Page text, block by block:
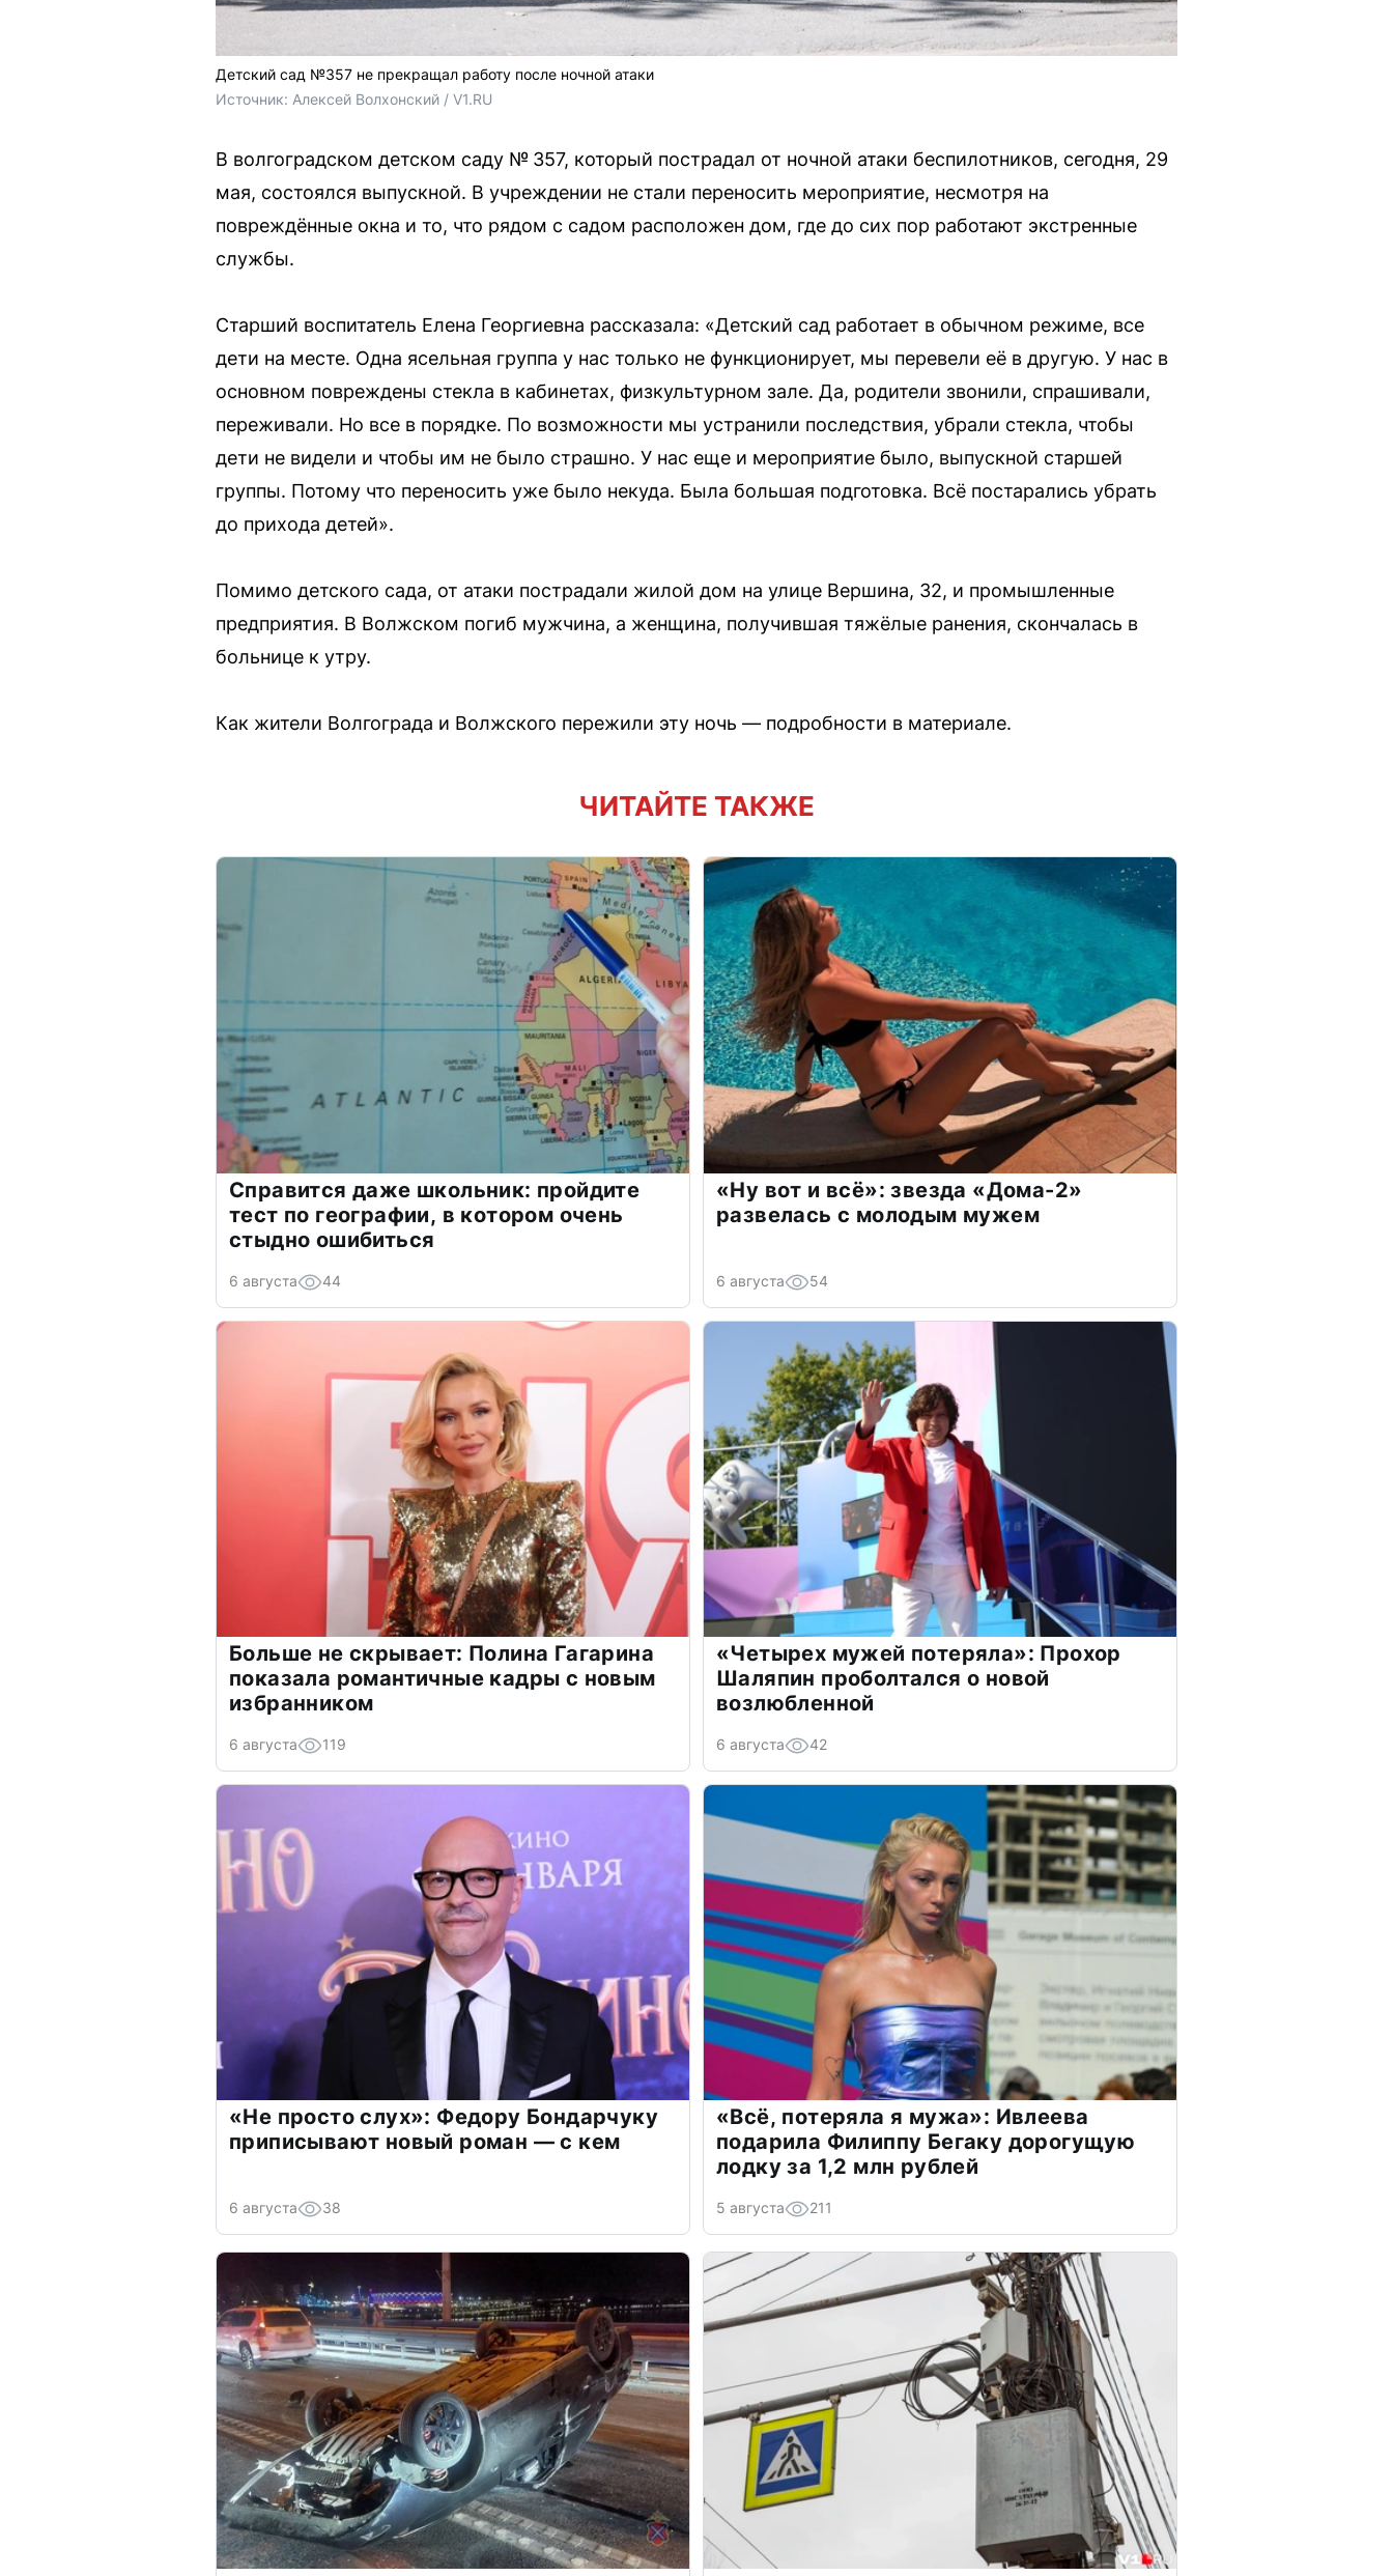
Детский сад №357 не прекращал работу после ночной атаки
Источник: Алексей Волхонский / V1.RU
В волгоградском детском саду № 357, который пострадал от ночной атаки беспилотников, сегодня, 29
мая, состоялся выпускной. В учреждении не стали переносить мероприятие, несмотря на
повреждённые окна и то, что рядом с садом расположен дом, где до сих пор работают экстренные
службы.
Старший воспитатель Елена Георгиевна рассказала: «Детский сад работает в обычном режиме, все
дети на месте. Одна ясельная группа у нас только не функционирует, мы перевели её в другую. У нас в
основном повреждены стекла в кабинетах, физкультурном зале. Да, родители звонили, спрашивали,
переживали. Но все в порядке. По возможности мы устранили последствия, убрали стекла, чтобы
дети не видели и чтобы им не было страшно. У нас еще и мероприятие было, выпускной старшей
группы. Потому что переносить уже было некуда. Была большая подготовка. Всё постарались убрать
до прихода детей».
Помимо детского сада, от атаки пострадали жилой дом на улице Вершина, 32, и промышленные
предприятия. В Волжском погиб мужчина, а женщина, получившая тяжёлые ранения, скончалась в
больнице к утру.
Как жители Волгограда и Волжского пережили эту ночь — подробности в материале.
ЧИТАЙТЕ ТАКЖЕ
Справится даже школьник: пройдите
тест по географии, в котором очень
стыдно ошибиться
6 августа 44
«Ну вот и всё»: звезда «Дома-2»
развелась с молодым мужем
6 августа 54
Больше не скрывает: Полина Гагарина
показала романтичные кадры с новым
избранником
6 августа 119
«Четырех мужей потеряла»: Прохор
Шаляпин проболтался о новой
возлюбленной
6 августа 42
«Не просто слух»: Федору Бондарчуку
приписывают новый роман — с кем
6 августа 38
«Всё, потеряла я мужа»: Ивлеева
подарила Филиппу Бегаку дорогущую
лодку за 1,2 млн рублей
5 августа 211